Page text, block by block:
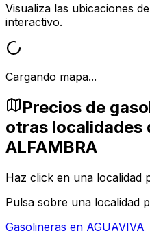
Visualiza las ubicaciones
interactivo.
Cargando mapa...
Precios de
otras localidades
ALFAMBRA
Haz click en una localidad
Pulsa sobre una localidad
Gasolineras en AGUAVIVA